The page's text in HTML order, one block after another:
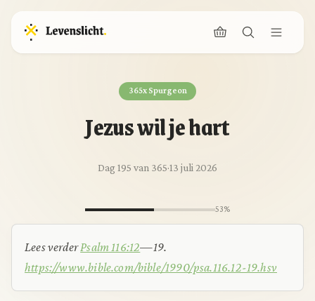
365x Spurgeon
Jezus wil je hart
Dag 195 van 365·13 juli 2026
53%
Lees verderPsalm 116:12—19.
https://www.bible.com/bible/1990/psa.116.12-19.hsv